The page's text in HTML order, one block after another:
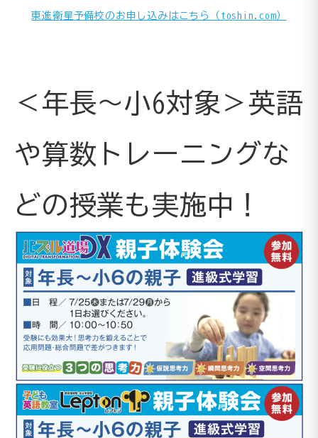
東進衛星予備校のお申し込みはこちら（toshin.com）
＜年長～小6対象＞英語
や算数トレーニングな
どの授業も実施中！